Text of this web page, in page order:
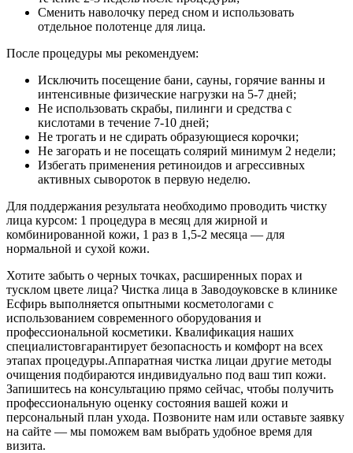
Сменить наволочку перед сном и использовать
отдельное полотенце для лица.
После процедуры мы рекомендуем:
Исключить посещение бани, сауны, горячие ванны и
интенсивные физические нагрузки на 5-7 дней;
Не использовать скрабы, пилинги и средства с
кислотами в течение 7-10 дней;
Не трогать и не сдирать образующиеся корочки;
Не загорать и не посещать солярий минимум 2 недели;
Избегать применения ретиноидов и агрессивных
активных сывороток в первую неделю.
Для поддержания результата необходимо проводить чистку
лица курсом: 1 процедура в месяц для жирной и
комбинированной кожи, 1 раз в 1,5-2 месяца — для
нормальной и сухой кожи.
Хотите забыть о черных точках, расширенных порах и
тусклом цвете лица? Чистка лица в Заводоуковске в клинике
Есфирь выполняется опытными косметологами с
использованием современного оборудования и
профессиональной косметики. Квалификация наших
специалистовгарантирует безопасность и комфорт на всех
этапах процедуры.Аппаратная чистка лицаи другие методы
очищения подбираются индивидуально под ваш тип кожи.
Запишитесь на консультацию прямо сейчас, чтобы получить
профессиональную оценку состояния вашей кожи и
персональный план ухода. Позвоните нам или оставьте заявку
на сайте — мы поможем вам выбрать удобное время для
визита.